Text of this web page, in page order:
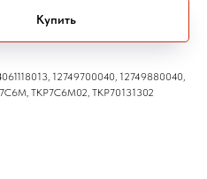
Купить
12749700040, 12749880040,
TKP7C6M02, ТКР70131302